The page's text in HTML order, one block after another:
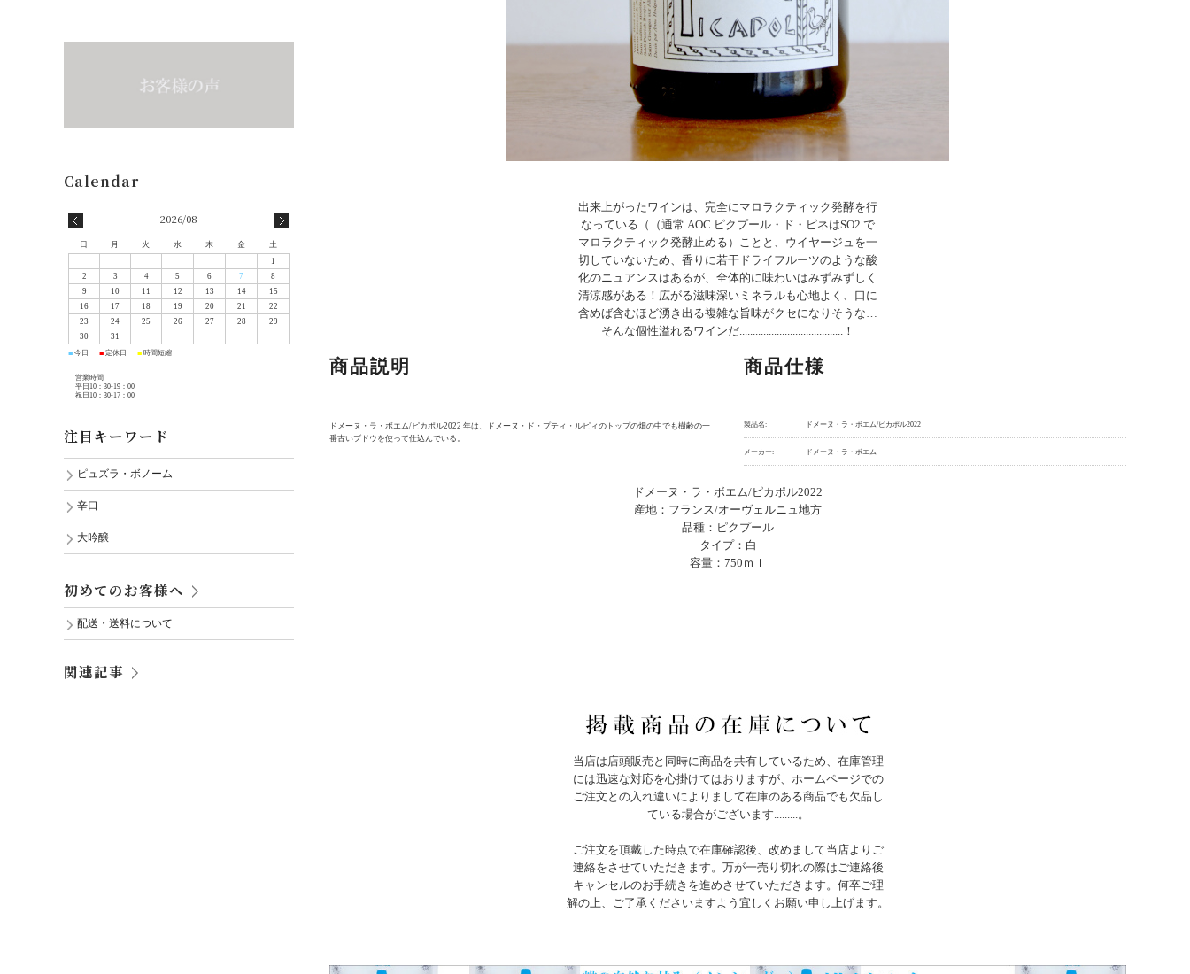
出来上がったワインは、完全にマロラクティック発酵を行
なっている（（通常 AOC ピクプール・ド・ピネはSO2 で
マロラクティック発酵止める）ことと、ウイヤージュを一
切していないため、香りに若干ドライフルーツのような酸
化のニュアンスはあるが、全体的に味わいはみずみずしく
清涼感がある！広がる滋味深いミネラルも心地よく、口に
含めば含むほど湧き出る複雑な旨味がクセになりそうな…
そんな個性溢れるワインだ.......................................！
商品説明
ドメーヌ・ラ・ボエム/ピカポル2022 年は、ドメーヌ・ド・プティ・ルピィのトップの畑の中でも樹齢の一
番古いブドウを使って仕込んでいる。
商品仕様
製品名: ドメーヌ・ラ・ボエム/ピカポル2022
メーカー: ドメーヌ・ラ・ボエム
ドメーヌ・ラ・ボエム/ピカポル2022
産地：フランス/オーヴェルニュ地方
品種：ピクプール
タイプ：白
容量：750ｍｌ
当店は店頭販売と同時に商品を共有しているため、在庫管理
には迅速な対応を心掛けてはおりますが、ホームページでの
ご注文との入れ違いによりまして在庫のある商品でも欠品し
ている場合がございます.........。
ご注文を頂戴した時点で在庫確認後、改めまして当店よりご
連絡をさせていただきます。万が一売り切れの際はご連絡後
キャンセルのお手続きを進めさせていただきます。何卒ご理
解の上、ご了承くださいますよう宜しくお願い申し上げます。
2026/08
日 月 火 水 木 金
土
1
2
3 4 5 6 7
8
9
10 11 12 13 14
15
16
17 18 19 20 21
22
23
24 25 26 27 28
29
30
31
■ 今日 ■ 定休日 ■ 時間短縮
営業時間
平日10：30-19：00
祝日10：30-17：00
注目キーワード
ピュズラ・ボノーム
辛口
大吟醸
初めてのお客様へ
配送・送料について
関連記事